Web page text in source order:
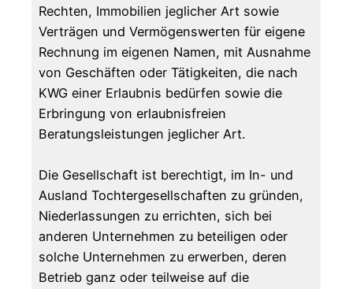
Rechten, Immobilien jeglicher Art sowie
Verträgen und Vermögenswerten für eigene
Rechnung im eigenen Namen, mit Ausnahme
von Geschäften oder Tätigkeiten, die nach
KWG einer Erlaubnis bedürfen sowie die
Erbringung von erlaubnisfreien
Beratungsleistungen jeglicher Art.
Die Gesellschaft ist berechtigt, im In- und
Ausland Tochtergesellschaften zu gründen,
Niederlassungen zu errichten, sich bei
anderen Unternehmen zu beteiligen oder
solche Unternehmen zu erwerben, deren
Betrieb ganz oder teilweise auf die